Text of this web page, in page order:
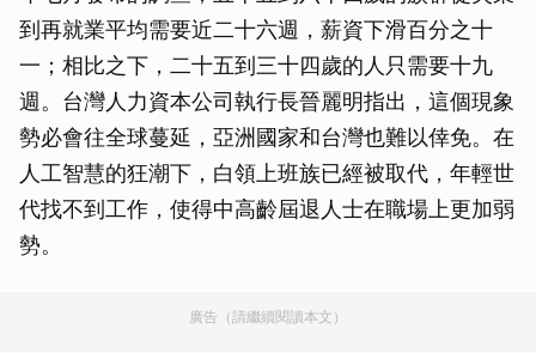
到再就業平均需要近二十六週，薪資下滑百分之十
一；相比之下，二十五到三十四歲的人只需要十九
週。台灣人力資本公司執行長晉麗明指出，這個現象
勢必會往全球蔓延，亞洲國家和台灣也難以倖免。在
人工智慧的狂潮下，白領上班族已經被取代，年輕世
代找不到工作，使得中高齡屆退人士在職場上更加弱
勢。
廣告（請繼續閱讀本文）